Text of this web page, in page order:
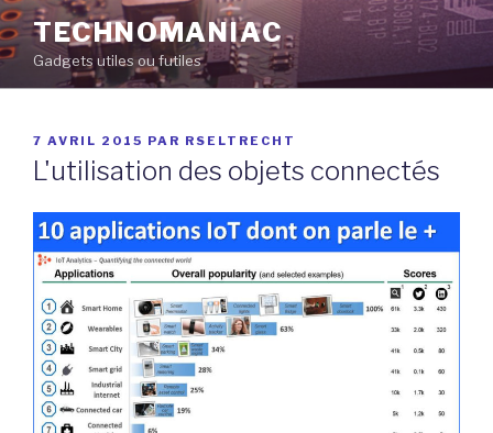
Aller
au
contenu
principal
TECHNOMANIAC
Gadgets utiles ou futiles
PUBLIÉ
LE
7 AVRIL 2015 PAR RSELTRECHT
L'utilisation des objets connectés